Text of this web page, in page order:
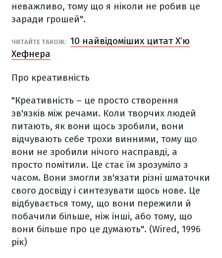
неважливо, тому що я ніколи не робив це
заради грошей".
ЧИТАЙТЕ ТАКОЖ: 10 найвідоміших цитат Х’ю
Хефнера
Про креативність
"Креативність – це просто створення
зв'язків між речами. Коли творчих людей
питають, як вони щось зробили, вони
відчувають себе трохи винними, тому що
вони не зробили нічого насправді, а
просто помітили. Це стає їм зрозуміло з
часом. Вони змогли зв'язати різні шматочки
свого досвіду і синтезувати щось нове. Це
відбувається тому, що вони пережили й
побачили більше, ніж інші, або тому, що
вони більше про це думають". (Wired, 1996
рік)